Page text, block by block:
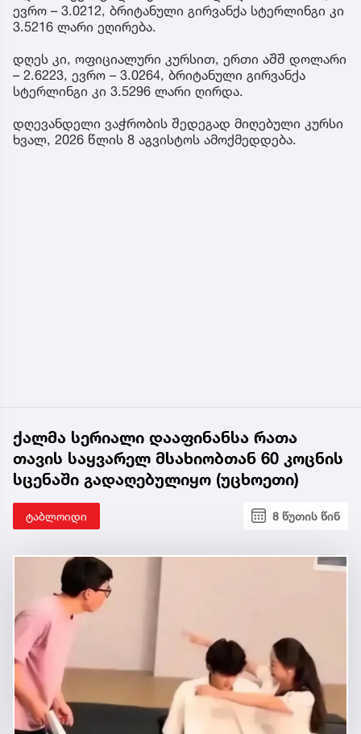
ევრო – 3.0212, ბრიტანული გირვანქა სტერლინგი კი
3.5216 ლარი ეღირება.
დღეს კი, ოფიციალური კურსით, ერთი აშშ დოლარი
– 2.6223, ევრო – 3.0264, ბრიტანული გირვანქა
სტერლინგი კი 3.5296 ლარი ღირდა.
დღევანდელი ვაჭრობის შედეგად მიღებული კურსი
ხვალ, 2026 წლის 8 აგვისტოს ამოქმედდება.
ქალმა სერიალი დააფინანსა რათა
თავის საყვარელ მსახიობთან 60 კოცნის
სცენაში გადაღებულიყო (უცხოეთი)
ტაბლოიდი 8 წუთის წინ